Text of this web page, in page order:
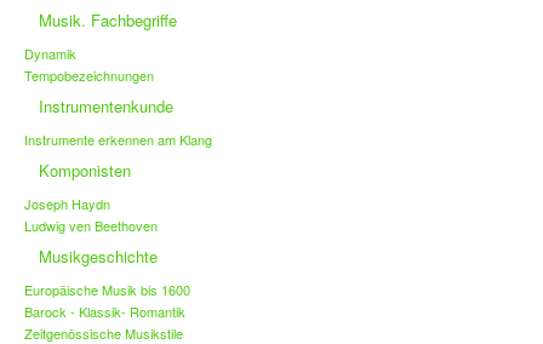
Musik. Fachbegriffe
Dynamik
Tempobezeichnungen
Instrumentenkunde
Instrumente erkennen am Klang
Komponisten
Joseph Haydn
Ludwig ven Beethoven
Musikgeschichte
Europäische Musik bis 1600
Barock - Klassik- Romantik
Zeitgenössische Musikstile